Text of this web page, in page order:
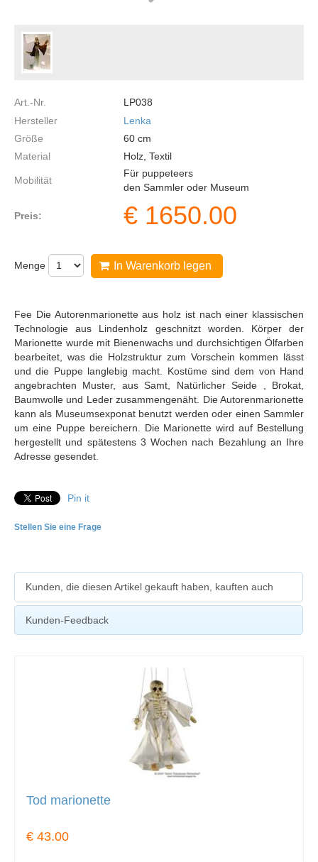
Art.-Nr.
LP038
Hersteller
Lenka
Größe
60 cm
Material
Holz, Textil
Mobilität
Für puppeteers
den Sammler oder Museum
Preis: € 1650.00
Menge In Warenkorb legen
Fee Die Autorenmarionette aus holz ist nach einer klassischen
Technologie aus Lindenholz geschnitzt worden. Körper der
Marionette wurde mit Bienenwachs und durchsichtigen Ölfarben
bearbeitet, was die Holzstruktur zum Vorschein kommen lässt
und die Puppe langlebig macht. Kostüme sind dem von Hand
angebrachten Muster, aus Samt, Natürlicher Seide , Brokat,
Baumwolle und Leder zusammengenäht. Die Autorenmarionette
kann als Museumsexponat benutzt werden oder einen Sammler
um eine Puppe bereichern. Die Marionette wird auf Bestellung
hergestellt und spätestens 3 Wochen nach Bezahlung an Ihre
Adresse gesendet.
Pin it
Stellen Sie eine Frage
Kunden, die diesen Artikel gekauft haben, kauften auch
Kunden-Feedback
Tod marionette
€ 43.00